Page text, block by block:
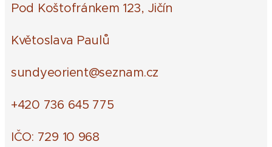
Pod Koštofránkem 123, Jičín
Květoslava Paulů
sundyeorient@seznam.cz
+420 736 645 775
IČO: 729 10 968